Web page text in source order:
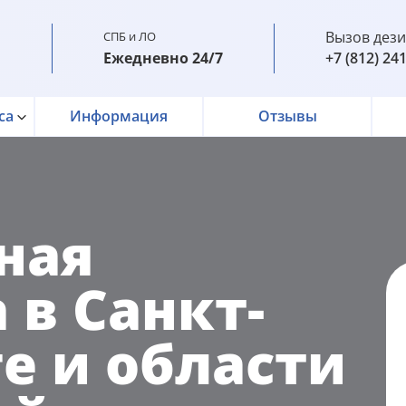
СПБ и ЛО
Ежедневно 24/7
Вызов
+7 (812)
Информация Отзывы
в Санкт-
и области